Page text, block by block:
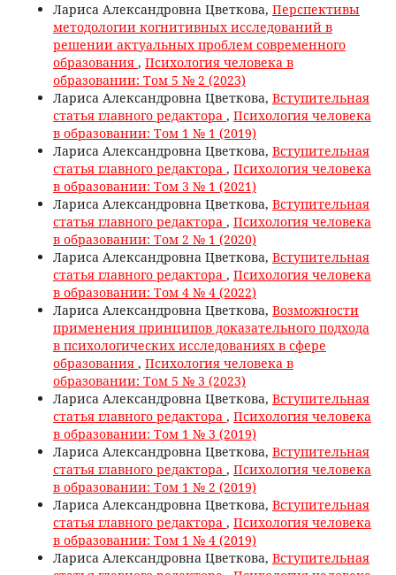
Лариса Александровна Цветкова, Перспективы
методологии когнитивных исследований в
решении актуальных проблем современного
образования , Психология человека в
образовании: Том 5 № 2 (2023)
Лариса Александровна Цветкова, Вступительная
статья главного редактора , Психология человека
в образовании: Том 1 № 1 (2019)
Лариса Александровна Цветкова, Вступительная
статья главного редактора , Психология человека
в образовании: Том 3 № 1 (2021)
Лариса Александровна Цветкова, Вступительная
статья главного редактора , Психология человека
в образовании: Том 2 № 1 (2020)
Лариса Александровна Цветкова, Вступительная
статья главного редактора , Психология человека
в образовании: Том 4 № 4 (2022)
Лариса Александровна Цветкова, Возможности
применения принципов доказательного подхода
в психологических исследованиях в сфере
образования , Психология человека в
образовании: Том 5 № 3 (2023)
Лариса Александровна Цветкова, Вступительная
статья главного редактора , Психология человека
в образовании: Том 1 № 3 (2019)
Лариса Александровна Цветкова, Вступительная
статья главного редактора , Психология человека
в образовании: Том 1 № 2 (2019)
Лариса Александровна Цветкова, Вступительная
статья главного редактора , Психология человека
в образовании: Том 1 № 4 (2019)
Лариса Александровна Цветкова, Вступительная